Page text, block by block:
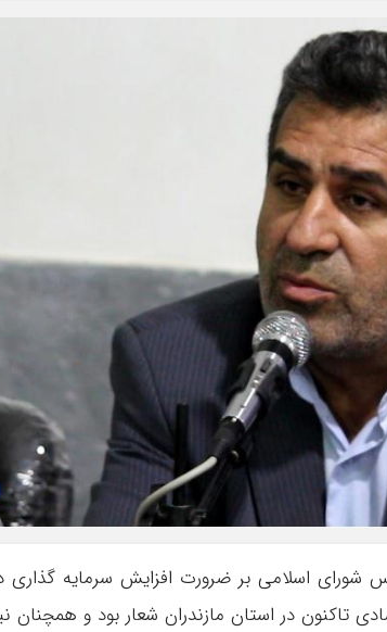
شورای اسلامي بر ضرورت افزایش سرمایه گذاری
تاکنون در استان مازندران شعار بود و همچنان